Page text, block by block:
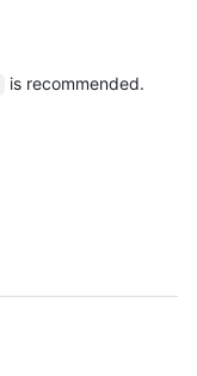
is recommended.